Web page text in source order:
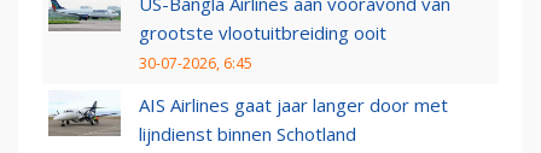
grootste vlootuitbreiding ooit
30-07-2026, 6:45
AIS Airlines gaat jaar langer door met
lijndienst binnen Schotland